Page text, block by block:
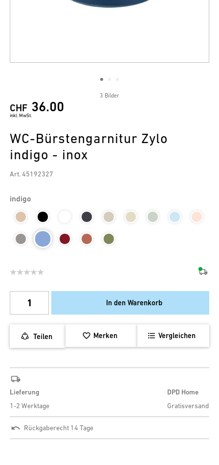
3 Bilder
CHF 36.00
inkl. MwSt.
WC-Bürstengarnitur Zylo
indigo - inox
Art. 45192327
indigo
In den Warenkorb
Teilen Merken Vergleichen
Lieferung
1-2 Werktage
DPD Home
Gratisversand
Rückgaberecht 14 Tage